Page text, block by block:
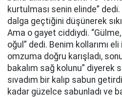
kurtulması senin elinde”
dalga geçtiğini düşünerek
Ama o gayet ciddiydi.
oğul” dedi. Benim kollarımı
omzuma doğru karışladı,
bakalım sağ kolunu” diyerek
sıvadım bir kalıp sabun
kadar güzelce sabunladı ve